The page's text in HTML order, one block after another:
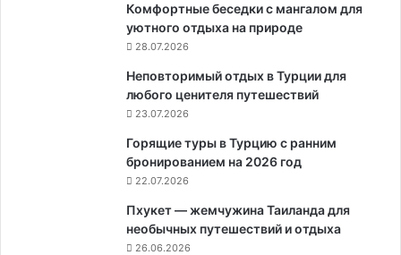
Комфортные беседки с мангалом для
уютного отдыха на природе
28.07.2026
Неповторимый отдых в Турции для
любого ценителя путешествий
23.07.2026
Горящие туры в Турцию с ранним
бронированием на 2026 год
22.07.2026
Пхукет — жемчужина Таиланда для
необычных путешествий и отдыха
26.06.2026